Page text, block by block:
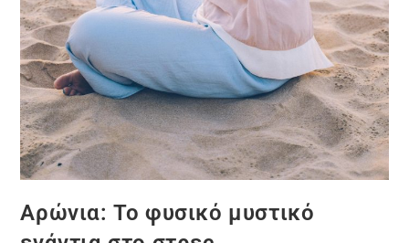
Αρώνια: Το φυσικό μυστικό